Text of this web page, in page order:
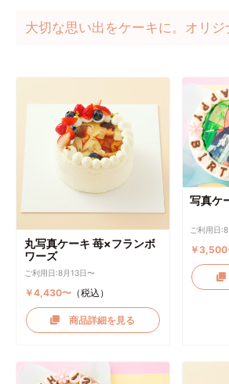
大切な思い出をケーキに。オリジ
丸写真ケーキ 苺×フランボ
ワーズ
ご利用日:8月13日〜
￥4,430〜（税込）
商品詳細を見る
写真ケ
ご利用日
￥3,500